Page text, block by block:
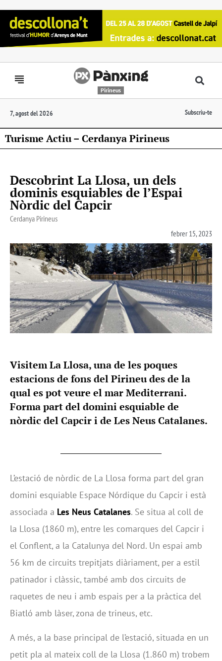
Pirineus
7, agost del 2026 Subscriu-te
Turisme Actiu – Cerdanya Pirineus
Descobrint La Llosa, un dels
dominis esquiables de l’Espai
Nòrdic del Capcir
Cerdanya Pirineus
febrer 15, 2023
Visitem La Llosa, una de les poques
estacions de fons del Pirineu des de la
qual es pot veure el mar Mediterrani.
Forma part del domini esquiable de
nòrdic del Capcir i de Les Neus Catalanes.
L’estació de nòrdic de La Llosa forma part del gran
domini esquiable Espace Nórdique du Capcir i està
associada a Les Neus Catalanes. Se situa al coll de
la Llosa (1860 m), entre les comarques del Capcir i
el Conflent, a la Catalunya del Nord. Un espai amb
56 km de circuits trepitjats diàriament, per a estil
patinador i clàssic, també amb dos circuits de
raquetes de neu i amb espais per a la pràctica del
Biatló amb làser, zona de trineus, etc.
A més, a la base principal de l’estació, situada en un
petit pla al mateix coll de la Llosa (1.860 m) trobem